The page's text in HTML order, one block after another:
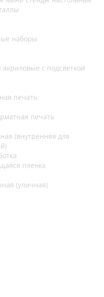
наборы
с подсветкой
печать
печать
(внутренняя для
пленка
(уличная)